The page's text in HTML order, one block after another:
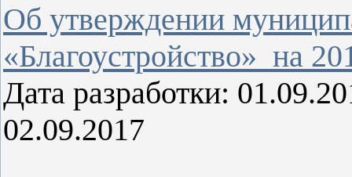
Об утверждении
«Благоустройство» на
Дата разработки:
02.09.2017